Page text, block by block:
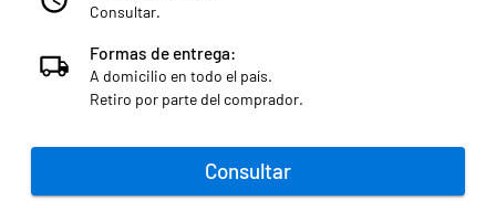
Consultar.
Formas de entrega:
A domicilio en todo el país.
Retiro por parte del comprador.
Consultar